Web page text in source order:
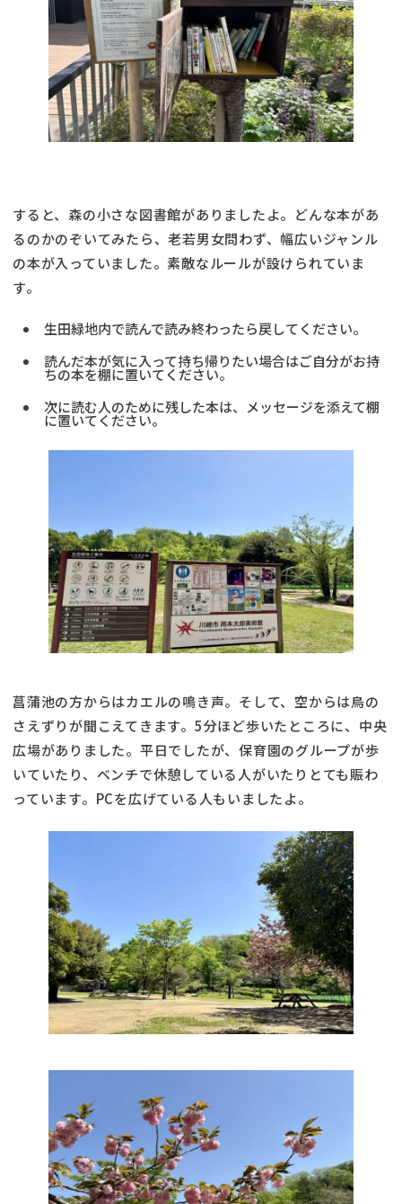
すると、森の小さな図書館がありましたよ。どんな本があ
るのかのぞいてみたら、老若男女問わず、幅広いジャンル
の本が入っていました。素敵なルールが設けられていま
す。
生田緑地内で読んで読み終わったら戻してください。
読んだ本が気に入って持ち帰りたい場合はご自分がお持
ちの本を棚に置いてください。
次に読む人のために残した本は、メッセージを添えて棚
に置いてください。
菖蒲池の方からはカエルの鳴き声。そして、空からは鳥の
さえずりが聞こえてきます。5分ほど歩いたところに、中央
広場がありました。平日でしたが、保育園のグループが歩
いていたり、ベンチで休憩している人がいたりとても賑わ
っています。PCを広げている人もいましたよ。